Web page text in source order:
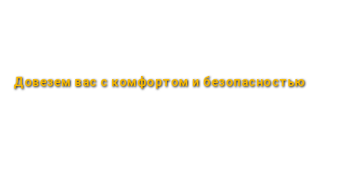
Довезем вас с комфортом и безопасностью